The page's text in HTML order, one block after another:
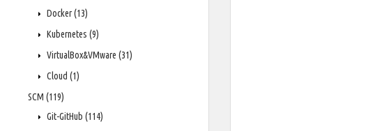
Docker(13)
Kubernetes (9)
VirtualBox&VMware (31)
Cloud (1)
SCM (119)
Git-GitHub (114)